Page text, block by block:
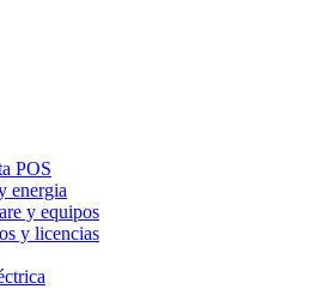
POS
energia
y equipos
y licencias